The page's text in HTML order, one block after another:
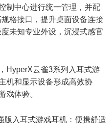
制中心进行统一管理，并配
格接口，提升桌面设备连接
未知专业外设，沉浸式感官
HyperX云雀3系列入耳式游
机和显示设备形成高效协
戏体验。
版入耳式游戏耳机：便携舒适